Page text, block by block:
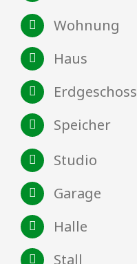
Wohnung
Haus
Erdgeschoss
Speicher
Studio
Garage
Halle
Stall